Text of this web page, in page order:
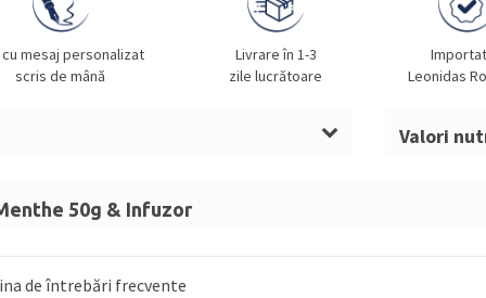
cu mesaj personalizat
scris de mână
Livrare în 1-3
zile lucrătoare
Leonidas
7 x 9 cm.
Valori
50g & Infuzor
de întrebări frecvente